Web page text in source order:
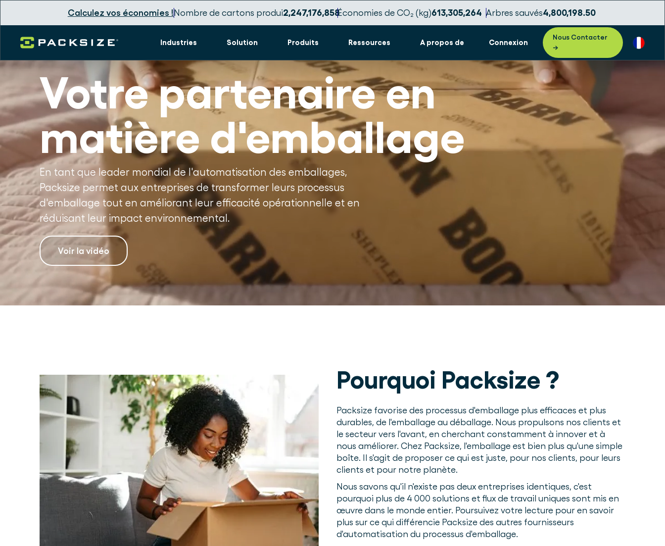
Calculez vos économies !Nombre de cartons produi2,247,176,869Économies de CO₂ (kg)613,305,268 Arbres sauvés4,800,198.53
Industries Solution Produits Ressources A propos de Connexion
Nous Contacter
→
Votre partenaire en
matière d'emballage
En tant que leader mondial de l'automatisation des emballages,
Packsize permet aux entreprises de transformer leurs processus
d'emballage tout en améliorant leur efficacité opérationnelle et en
réduisant leur impact environnemental.
Voir la vidéo
Pourquoi Packsize ?
Packsize favorise des processus d'emballage plus efficaces et plus
durables, de l'emballage au déballage. Nous propulsons nos clients et
le secteur vers l'avant, en cherchant constamment à innover et à
nous améliorer. Chez Packsize, l'emballage est bien plus qu'une simple
boîte. Il s'agit de proposer ce qui est juste, pour nos clients, pour leurs
clients et pour notre planète.
Nous savons qu'il n'existe pas deux entreprises identiques, c'est
pourquoi plus de 4 000 solutions et flux de travail uniques sont mis en
œuvre dans le monde entier. Poursuivez votre lecture pour en savoir
plus sur ce qui différencie Packsize des autres fournisseurs
d'automatisation du processus d'emballage.